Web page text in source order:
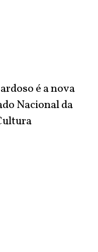
é a nova
Nacional da